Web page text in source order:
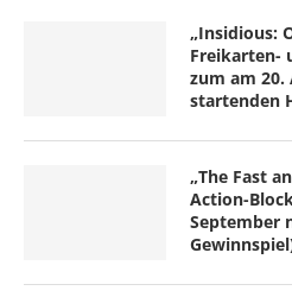
„Insidious:
Freikarten-
zum am 20.
startenden
„The Fast
Action-
September